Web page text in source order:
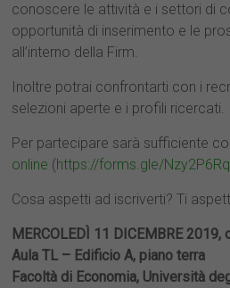
conoscere le attività e i settori di
opportunità di inserimento e le
all’interno della Firm.
Inoltre potrai confrontarti con i
selezioni aperte e i profili ricercati.
Per partecipare sarà sufficiente
online (https://forms.gle/
Cosa aspetti ad iscriverti? Ti
MERCOLEDÌ 11 DICEMBRE
Aula TL – Edificio A, piano terra
Facoltà di Economia, Università